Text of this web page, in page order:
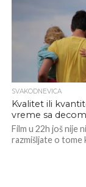
SVAKODNEVICA
Kvalitet ili
vreme sa decom
Film u 22h još nije
razmišljate o tome